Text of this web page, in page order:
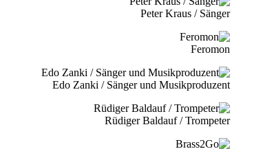
Peter Kraus / Sänger
Feromon
Edo Zanki / Sänger und Musikproduzent
Rüdiger Baldauf / Trompeter